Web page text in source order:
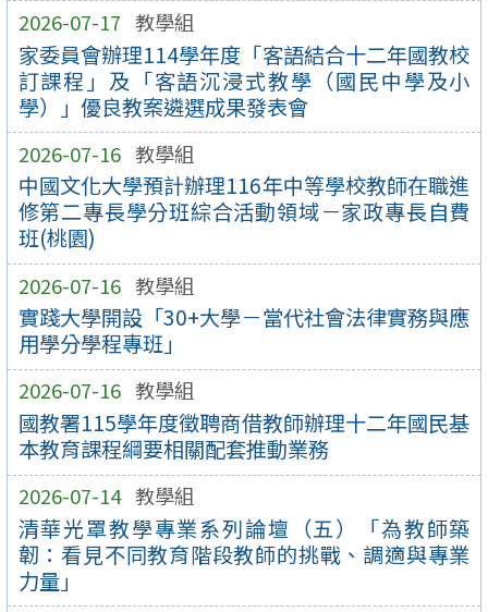
2026-07-17 教學組
家委員會辦理114學年度「客語結合十二年國教校
訂課程」及「客語沉浸式教學（國民中學及小
學）」優良教案遴選成果發表會
2026-07-16 教學組
中國文化大學預計辦理116年中等學校教師在職進
修第二專長學分班綜合活動領域－家政專長自費
班(桃園)
2026-07-16 教學組
實踐大學開設「30+大學－當代社會法律實務與應
用學分學程專班」
2026-07-16 教學組
國教署115學年度徵聘商借教師辦理十二年國民基
本教育課程綱要相關配套推動業務
2026-07-14 教學組
清華光罩教學專業系列論壇（五）「為教師築
韌：看見不同教育階段教師的挑戰、調適與專業
力量」